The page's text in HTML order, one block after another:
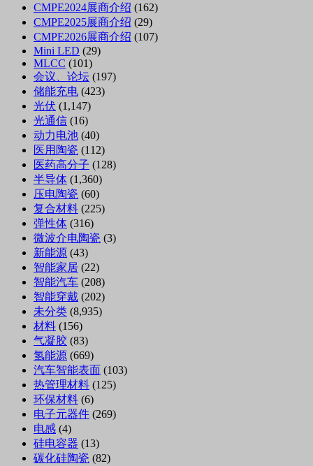
CMPE2024展商介绍 (162)
CMPE2025展商介绍 (29)
CMPE2026展商介绍 (107)
Mini LED (29)
MLCC (101)
会议、论坛 (197)
储能充电 (423)
光伏 (1,147)
光通信 (16)
动力电池 (40)
医用陶瓷 (112)
医药高分子 (128)
半导体 (1,360)
压电陶瓷 (60)
复合材料 (225)
弹性体 (316)
微波介电陶瓷 (3)
新能源 (43)
智能家居 (22)
智能汽车 (208)
智能穿戴 (202)
未分类 (8,935)
材料 (156)
气凝胶 (83)
氢能源 (669)
汽车智能表面 (103)
热管理材料 (125)
环保材料 (6)
电子元器件 (269)
电感 (4)
硅电容器 (13)
碳化硅陶瓷 (82)